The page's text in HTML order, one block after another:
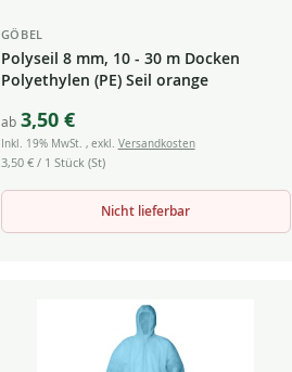
GÖBEL
Polyseil 8 mm, 10 - 30 m Docken
Polyethylen (PE) Seil orange
ab 3,50 €
Inkl. 19% MwSt. , exkl. Versandkosten
3,50 €/ 1 Stück (St)
Nicht lieferbar